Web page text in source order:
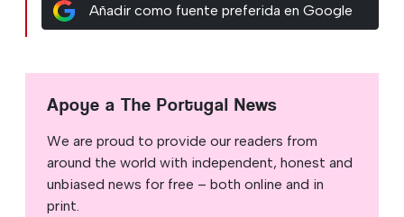
Añadir como fuente preferida en Google
Apoye a The Portugal News
We are proud to provide our readers from
around the world with independent, honest and
unbiased news for free – both online and in
print.